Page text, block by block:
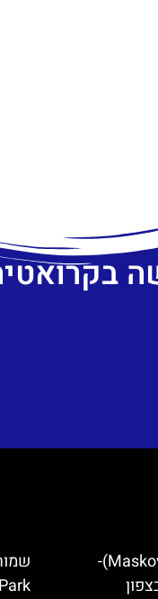
מסקוביצה האן (Maskovica Han)-
Park) בקרואטיה